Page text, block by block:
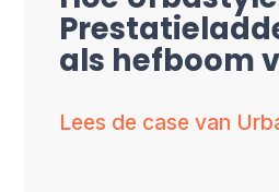
als hefboom
Lees de case van